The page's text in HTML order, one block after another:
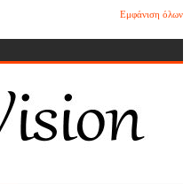
Εμφάνιση όλων